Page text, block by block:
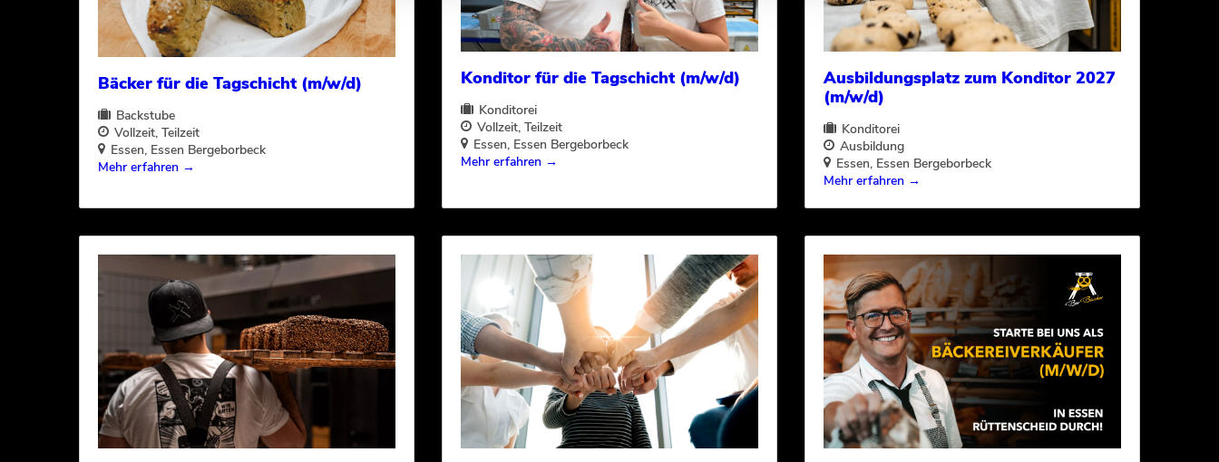
Bäcker für die Tagschicht (m/w/d)
Backstube
Vollzeit Teilzeit
Essen Essen Bergeborbeck
Mehr erfahren
Konditor für die Tagschicht (m/w/d)
Konditorei
Vollzeit Teilzeit
Essen Essen Bergeborbeck
Mehr erfahren
Ausbildungsplatz zum Konditor 2027
(m/w/d)
Konditorei
Ausbildung
Essen Essen Bergeborbeck
Mehr erfahren